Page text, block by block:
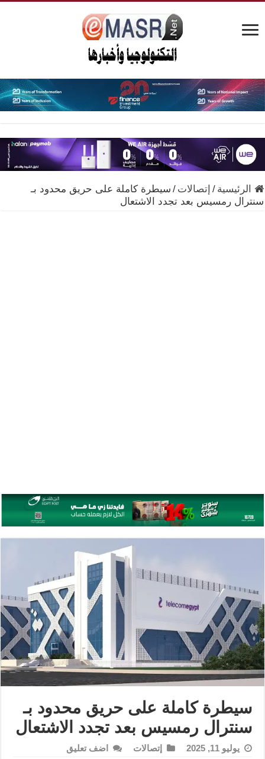
الرئيسية / إتصالات / سيطرة كاملة على حريق محدود بـ
سنترال رمسيس بعد تجدد الاشتعال
سيطرة كاملة على حريق محدود بـ
سنترال رمسيس بعد تجدد الاشتعال
يوليو 11, 2025 إتصالات اضف تعليق